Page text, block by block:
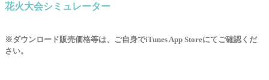
花火大会シミュレーター
※ダウンロード販売価格等は、ご自身でiTunes App Storeにてご確認くだ
さい。